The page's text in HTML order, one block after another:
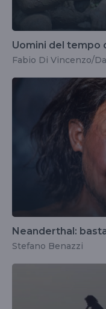
Uomini del tempo
Fabio Di Vincenzo/
Neanderthal:
Stefano Benazzi